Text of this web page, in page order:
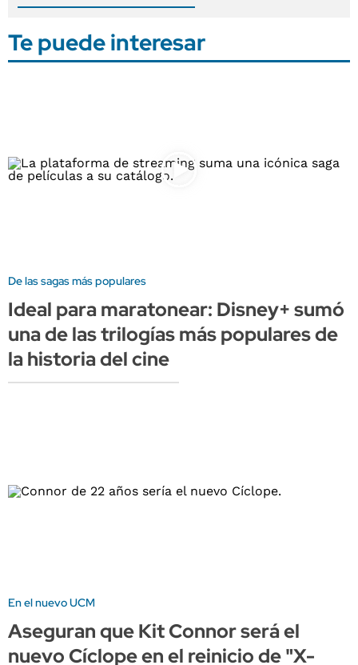
Te puede interesar
De las sagas más populares
Ideal para maratonear: Disney+ sumó
una de las trilogías más populares de
la historia del cine
En el nuevo UCM
Aseguran que Kit Connor será el
nuevo Cíclope en el reinicio de "X-